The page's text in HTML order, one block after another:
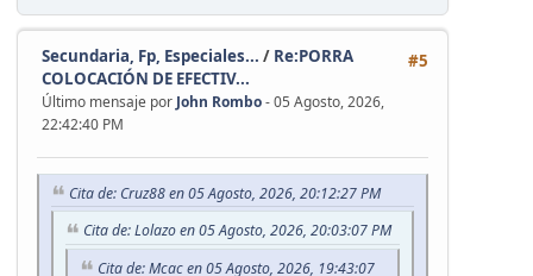
#5
Secundaria, Fp, Especiales... / Re:PORRA
COLOCACIÓN DE EFECTIV...
Último mensaje porJohn Rombo- 05 Agosto, 2026,
22:42:40 PM
Cita de: Cruz88 en 05 Agosto, 2026, 20:12:27 PM
Cita de: Lolazo en 05 Agosto, 2026, 20:03:07 PM
Cita de: Mcac en 05 Agosto, 2026, 19:43:07